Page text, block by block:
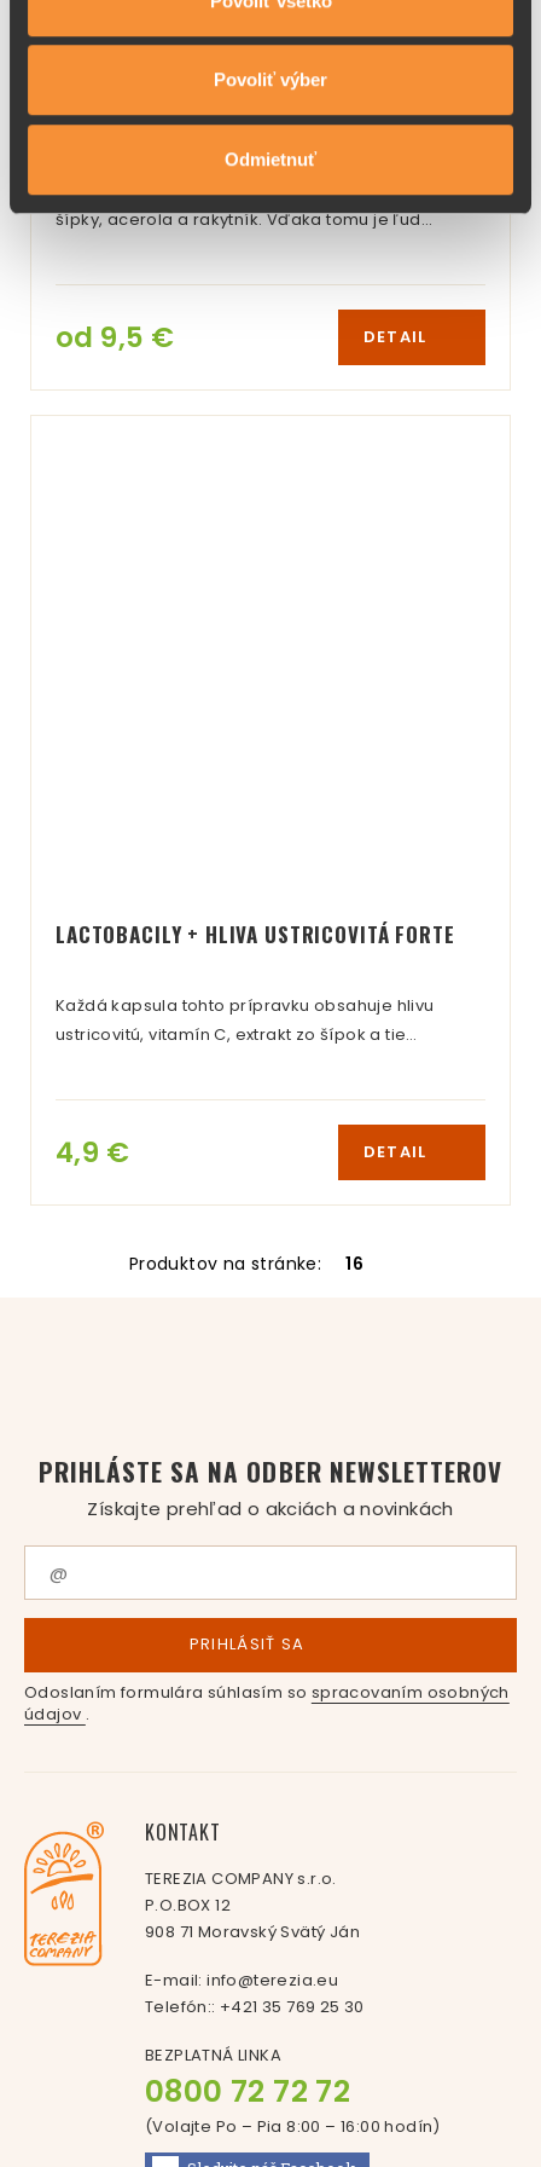
údajmi, ktoré ste im poskytli alebo ktoré od vás získali,
keď ste používali ich služby.
Povoliť výber
Odmietnuť
VITAMÍN C TRIO NATUR+
Vitamín C z bohatých prírodných zdrojov ako sú
šípky, acerola a rakytník. Vďaka tomu je ľud…
od 9,5 € DETAIL
LACTOBACILY + HLIVA USTRICOVITÁ FORTE
Každá kapsula tohto prípravku obsahuje hlivu
ustricovitú, vitamín C, extrakt zo šípok a tie…
4,9 € DETAIL
Produktov na stránke: 16
PRIHLÁSTE SA NA ODBER NEWSLETTEROV
Získajte prehľad o akciách a novinkách
PRIHLÁSIŤ SA
Odoslaním formulára súhlasím so spracovaním osobných
údajov .
KONTAKT
TEREZIA COMPANY s.r.o.
P.O.BOX 12
908 71 Moravský Svätý Ján
E-mail:info@terezia.eu
Telefón:: +421 35 769 25 30
BEZPLATNÁ LINKA
0800 72 72 72
(Volajte Po – Pia 8:00 – 16:00 hodín)